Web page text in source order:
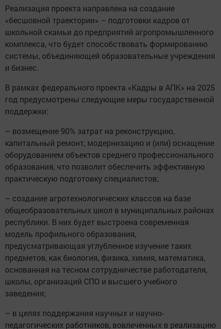
Реализация проекта направлена на создание
«бесшовной траектории» – подготовки кадров от
школьной скамьи до предприятий агропромышленного
комплекса, что будет способствовать формированию
системы, объединяющей образовательные учреждения
и бизнес.
В рамках федерального проекта «Кадры в АПК» на 2025
год предусмотрены следующие меры государственной
поддержки:
– возмещение 90% затрат на реконструкцию,
капитальный ремонт, модернизацию и (или) оснащение
оборудованием объектов среднего профессионального
образования, что позволит обеспечить эффективную
практическую подготовку специалистов;
– создание агротехнологических классов на базе
общеобразовательных школ в муниципальных районах
республики. В них будет выстроена современная
модель профильного образования,
предусматривающая углубленное изучение таких
предметов, как биология, физика, химия, математика,
основанная на тесном сотрудничестве работодателя,
школы, организаций СПО и высшего учебного
заведения;
– в целях поддержания научных и научно-
педагогических работников, вовлеченных в реализацию